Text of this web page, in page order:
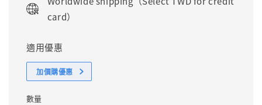
card）
適用優惠
加價購優惠
數量